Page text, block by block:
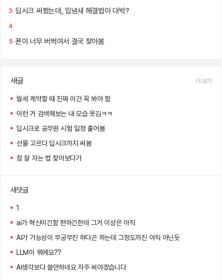
3 딥시크 써봤는데, 입냄새 해결법이 대박?
4
5 폰이 너무 버벅여서 결국 찾아봄
새글 더 보기
월세 계약할 때 진짜 이건 꼭 봐야 함
이런 거 검색해보는 내 모습 웃김ㅋㅋ
딥시크로 공무원 시험 일정 훑어봄
선물 고르다 딥시크까지 써봄
잠 잘 자는 법 찾아보다가
새댓글
1
ai가 혁신이긴함 편하긴한데 그거 이상은 아직
AI가 가능성이 무궁무진 하다곤 하는데 그정도까진 아직 아닌듯
LLM이 뭐에요??
AI생각보다 쓸만하네요 자주 써야겠습니다